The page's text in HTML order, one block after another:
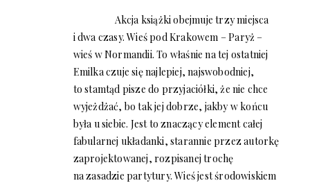
Akcja książki obejmuje trzy miejsca
i dwa czasy. Wieś pod Krakowem – Paryż –
wieś w Normandii. To właśnie na tej ostatniej
Emilka czuje się najlepiej, najswobodniej,
to stamtąd pisze do przyjaciółki, że nie chce
wyjeżdżać, bo tak jej dobrze, jakby w końcu
była u siebie. Jest to znaczący element całej
fabularnej układanki, starannie przez autorkę
zaprojektowanej, rozpisanej trochę
na zasadzie partytury. Wieś jest środowiskiem